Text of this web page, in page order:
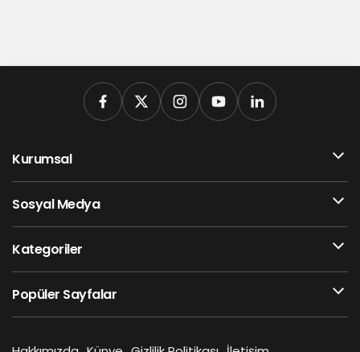
Kurumsal
Sosyal Medya
Kategoriler
Popüler Sayfalar